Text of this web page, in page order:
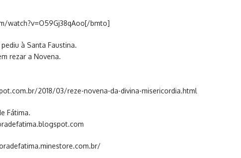
watch?v=O59Gj38qAoo[/bmto]
à Santa Faustina.
rezar a Novena.
2018/03/reze-novena-da-divina-misericordia.html
Fátima.